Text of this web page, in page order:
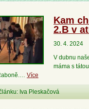
Kam
2.B v
30. 4. 2024
V dubnu
máma s
Více
Iva Pleskačová